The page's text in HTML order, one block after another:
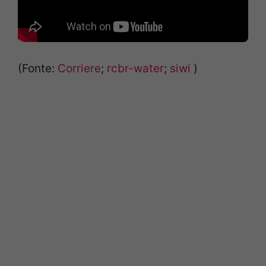
(Fonte: Corriere; rcbr-water; siwi )